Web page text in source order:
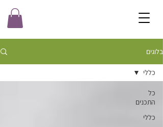
בלוגים
כל
התכנים
כללי
כללי